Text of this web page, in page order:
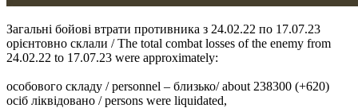
Загальні бойові втрати противника з 24.02.22 по 17.07.23
орієнтовно склали / The total combat losses of the enemy from
24.02.22 to 17.07.23 were approximately:
особового складу / personnel ‒ близько/ about 238300 (+620)
осіб ліквідовано / persons were liquidated,